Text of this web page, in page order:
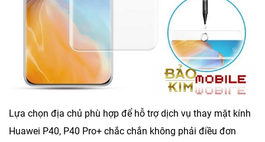
Lựa chọn địa chủ phù hợp để hỗ trợ dịch vụ thay mặt kính
Huawei P40, P40 Pro+ chắc chắn không phải điều đơn